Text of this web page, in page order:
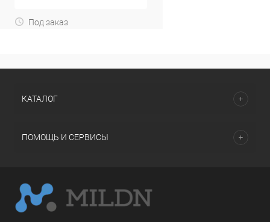
Под заказ
КАТАЛОГ
ПОМОЩЬ И СЕРВИСЫ